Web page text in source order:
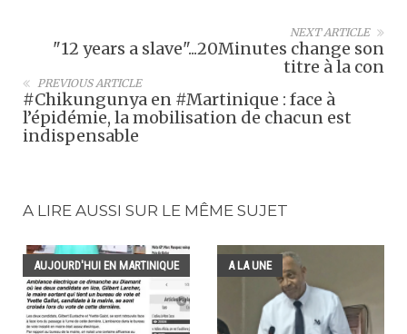
NEXT ARTICLE
"12 years a slave"...20Minutes change son
titre à la con
PREVIOUS ARTICLE
#Chikungunya en #Martinique : face à
l’épidémie, la mobilisation de chacun est
indispensable
A LIRE AUSSI SUR LE MÊME SUJET
AUJOURD'HUI EN MARTINIQUE A LA UNE